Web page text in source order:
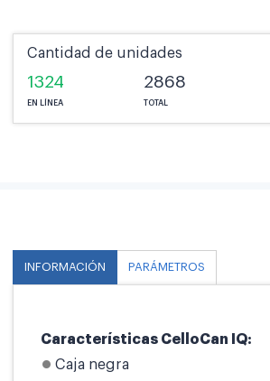
Cantidad de unidades
1324
EN LÍNEA
2868
TOTAL
INFORMACIÓN PARÁMETROS
Características CelloCan IQ:
Caja negra